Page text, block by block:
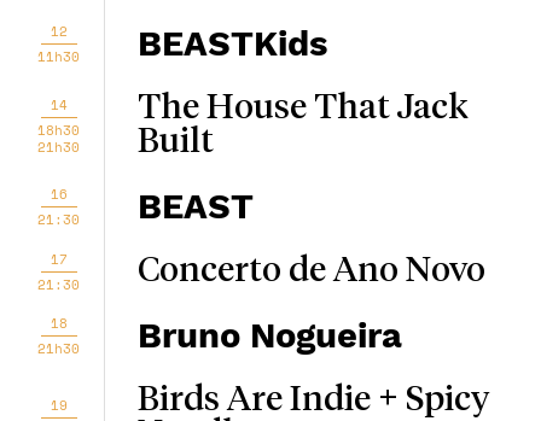
12
11h30
BEASTKids
14
18h30
21h30
The House That Jack
Built
16
21:30
BEAST
17
21:30
Concerto de Ano Novo
18
21h30
Bruno Nogueira
19
Birds Are Indie + Spicy